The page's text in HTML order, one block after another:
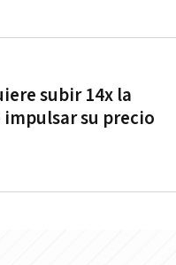
subir 14x la
su precio